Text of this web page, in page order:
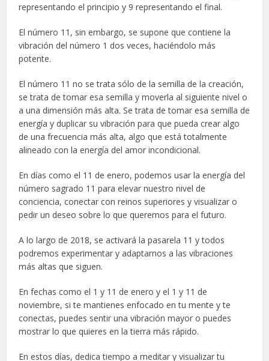
representando el principio y 9 representando el final.
El número 11, sin embargo, se supone que contiene la
vibración del número 1 dos veces, haciéndolo más
potente.
El número 11 no se trata sólo de la semilla de la creación,
se trata de tomar esa semilla y moverla al siguiente nivel o
a una dimensión más alta. Se trata de tomar esa semilla de
energía y duplicar su vibración para que pueda crear algo
de una frecuencia más alta, algo que está totalmente
alineado con la energía del amor incondicional.
En días como el 11 de enero, podemos usar la energía del
número sagrado 11 para elevar nuestro nivel de
conciencia, conectar con reinos superiores y visualizar o
pedir un deseo sobre lo que queremos para el futuro.
A lo largo de 2018, se activará la pasarela 11 y todos
podremos experimentar y adaptarnos a las vibraciones
más altas que siguen.
En fechas como el 1 y 11 de enero y el 1 y 11 de
noviembre, si te mantienes enfocado en tu mente y te
conectas, puedes sentir una vibración mayor o puedes
mostrar lo que quieres en la tierra más rápido.
En estos días, dedica tiempo a meditar y visualizar tu